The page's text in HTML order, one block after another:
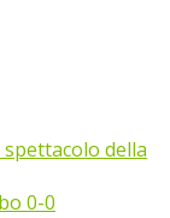
della
0-0